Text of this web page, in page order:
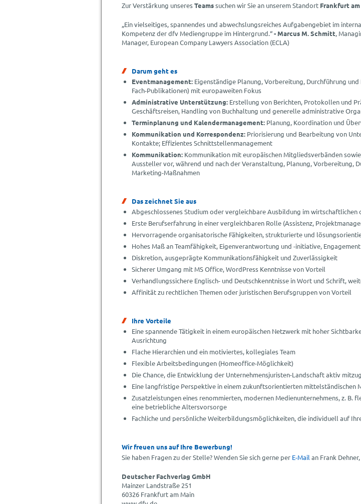
Zur Verstärkung unseresTeamssuchen wir Sie an unserem Standort Frankfurt
„Ein vielseitiges, spannendes und abwechslungsreiches Aufgabengebiet im
Kompetenz der dfv Mediengruppe im Hintergrund.“- Marcus M. Schmitt,
Manager, European Company Lawyers Association (ECLA)
Darum geht es
Eventmanagement: Eigenständige Planung, Vorbereitung, Durchführung
Fach-Publikationen) mit europaweiten Fokus
Administrative Unterstützung: Erstellung von Berichten, Protokollen und
Geschäftsreisen, Handling von Buchhaltung und generelle administrative
Terminplanung und Kalendermanagement: Planung, Koordination und
Kommunikation und Korrespondenz: Priorisierung und Bearbeitung von
Kontakte; Effizientes Schnittstellenmanagement
Kommunikation: Kommunikation mit europäischen Mitgliedsverbänden
Aussteller vor, während und nach der Veranstaltung, Planung, Vorbereitung,
Marketing-Maßnahmen
Das zeichnet Sie aus
Abgeschlossenes Studium oder vergleichbare Ausbildung im wirtschaftlichen
Erste Berufserfahrung in einer vergleichbaren Rolle (Assistenz,
Hervorragende organisatorische Fähigkeiten, strukturierte und
Hohes Maß an Teamfähigkeit, Eigenverantwortung und -initiative,
Diskretion, ausgeprägte Kommunikationsfähigkeit und Zuverlässigkeit
Sicherer Umgang mit MS Office, WordPress Kenntnisse von Vorteil
Verhandlungssichere Englisch- und Deutschkenntnisse in Wort und Schrift,
Affinität zu rechtlichen Themen oder juristischen Berufsgruppen von Vorteil
Ihre Vorteile
Eine spannende Tätigkeit in einem europäischen Netzwerk mit hoher
Ausrichtung
Flache Hierarchien und ein motiviertes, kollegiales Team
Flexible Arbeitsbedingungen (Homeoffice-Möglichkeit)
Die Chance, die Entwicklung der Unternehmensjuristen-Landschaft aktiv
Eine langfristige Perspektive in einem zukunftsorientierten mittelständischen
Zusatzleistungen eines renommierten, modernen Medienunternehmens, z.
eine betriebliche Altersvorsorge
Fachliche und persönliche Weiterbildungsmöglichkeiten, die individuell auf
Wir freuen uns auf Ihre Bewerbung!
Sie haben Fragen zu der Stelle? Wenden Sie sich gerne per E-Mail an Frank
Deutscher Fachverlag GmbH
Mainzer Landstraße 251
60326 Frankfurt am Main